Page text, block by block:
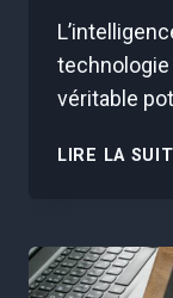
véritable
LIRE LA